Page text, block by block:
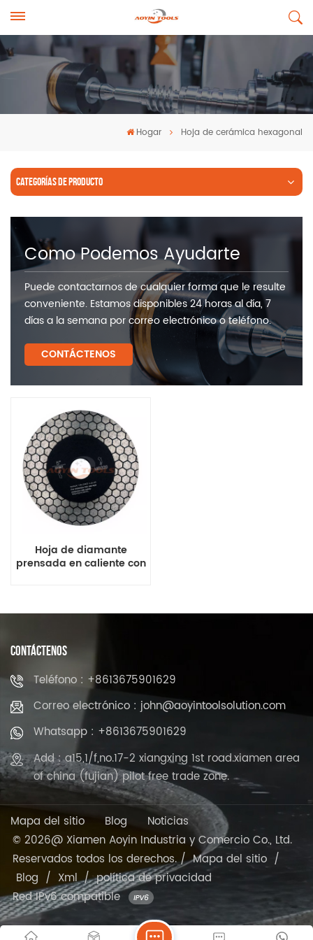
Hogar Hoja de cerámica hexagonal
CATEGORÍAS DE PRODUCTO
Como Podemos Ayudarte
Puede contactarnos de cualquier forma que le resulte
conveniente. Estamos disponibles 24 horas al día, 7
días a la semana por correo electrónico o teléfono.
CONTÁCTENOS
Hoja de diamante
prensada en caliente con
CONTÁCTENOS
Teléfono : +8613675901629
Correo electrónico : john@aoyintoolsolution.com
Whatsapp : +8613675901629
Add : a15,1/f,no.17-2 xiangxing 1st road.xiamen area
of china (fujian) pilot free trade zone.
Mapa del sitio Blog
Noticias
© 2026@ Xiamen Aoyin Industria y Comercio Co., Ltd.
Reservados todos los derechos. /Mapa del sitio /
Blog / Xml/política de privacidad
Red IPv6 compatible